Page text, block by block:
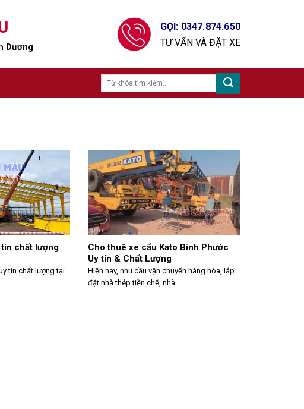
Dương
GỌI: 0347.874.650
TƯ VẤN VÀ ĐẶT XE
chất lượng
tín chất lượng tại
Cho thuê xe cẩu Kato Bình Phước
Uy tín & Chất Lượng
Hiện nay, nhu cầu vận chuyển hàng hóa, lắp
đặt nhà thép tiền chế, nhà...